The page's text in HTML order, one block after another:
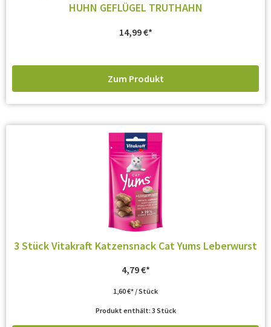
HUHN GEFLÜGEL TRUTHAHN
14,99€
Zum Produkt
3 Stück Vitakraft Katzensnack Cat Yums Leberwurst
4,79€
1,60€ /Stück
Produkt enthält: 3 Stück